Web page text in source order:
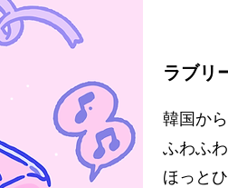
ラブリ
韓国か
ふわふ
ほっと